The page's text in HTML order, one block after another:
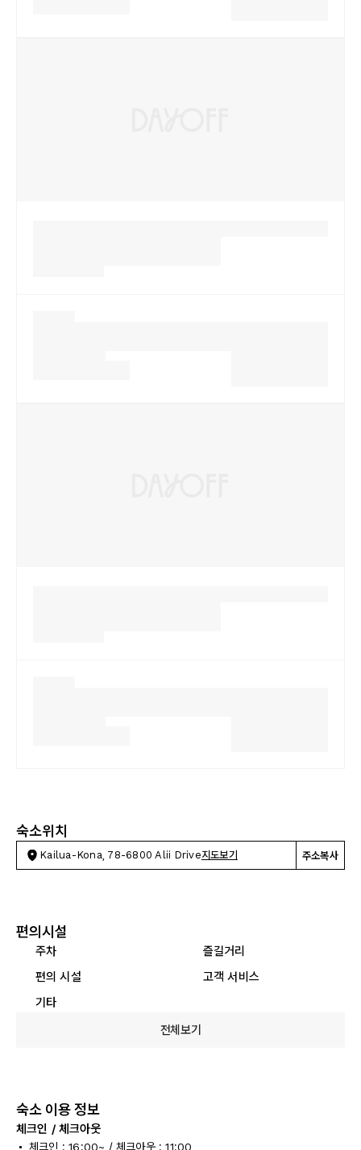
숙소위치
Kailua-Kona, 78-6800 Alii Drive지도보기 주소복사
편의시설
주차
즐길거리
편의 시설
고객 서비스
기타
전체보기
숙소 이용 정보
체크인 / 체크아웃
체크인 : 16:00~ / 체크아웃 : 11:00